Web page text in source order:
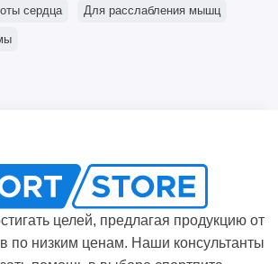
сердца Для расслабления мышц
целей, предлагая продукцию от
по низким ценам. Наши консультанты